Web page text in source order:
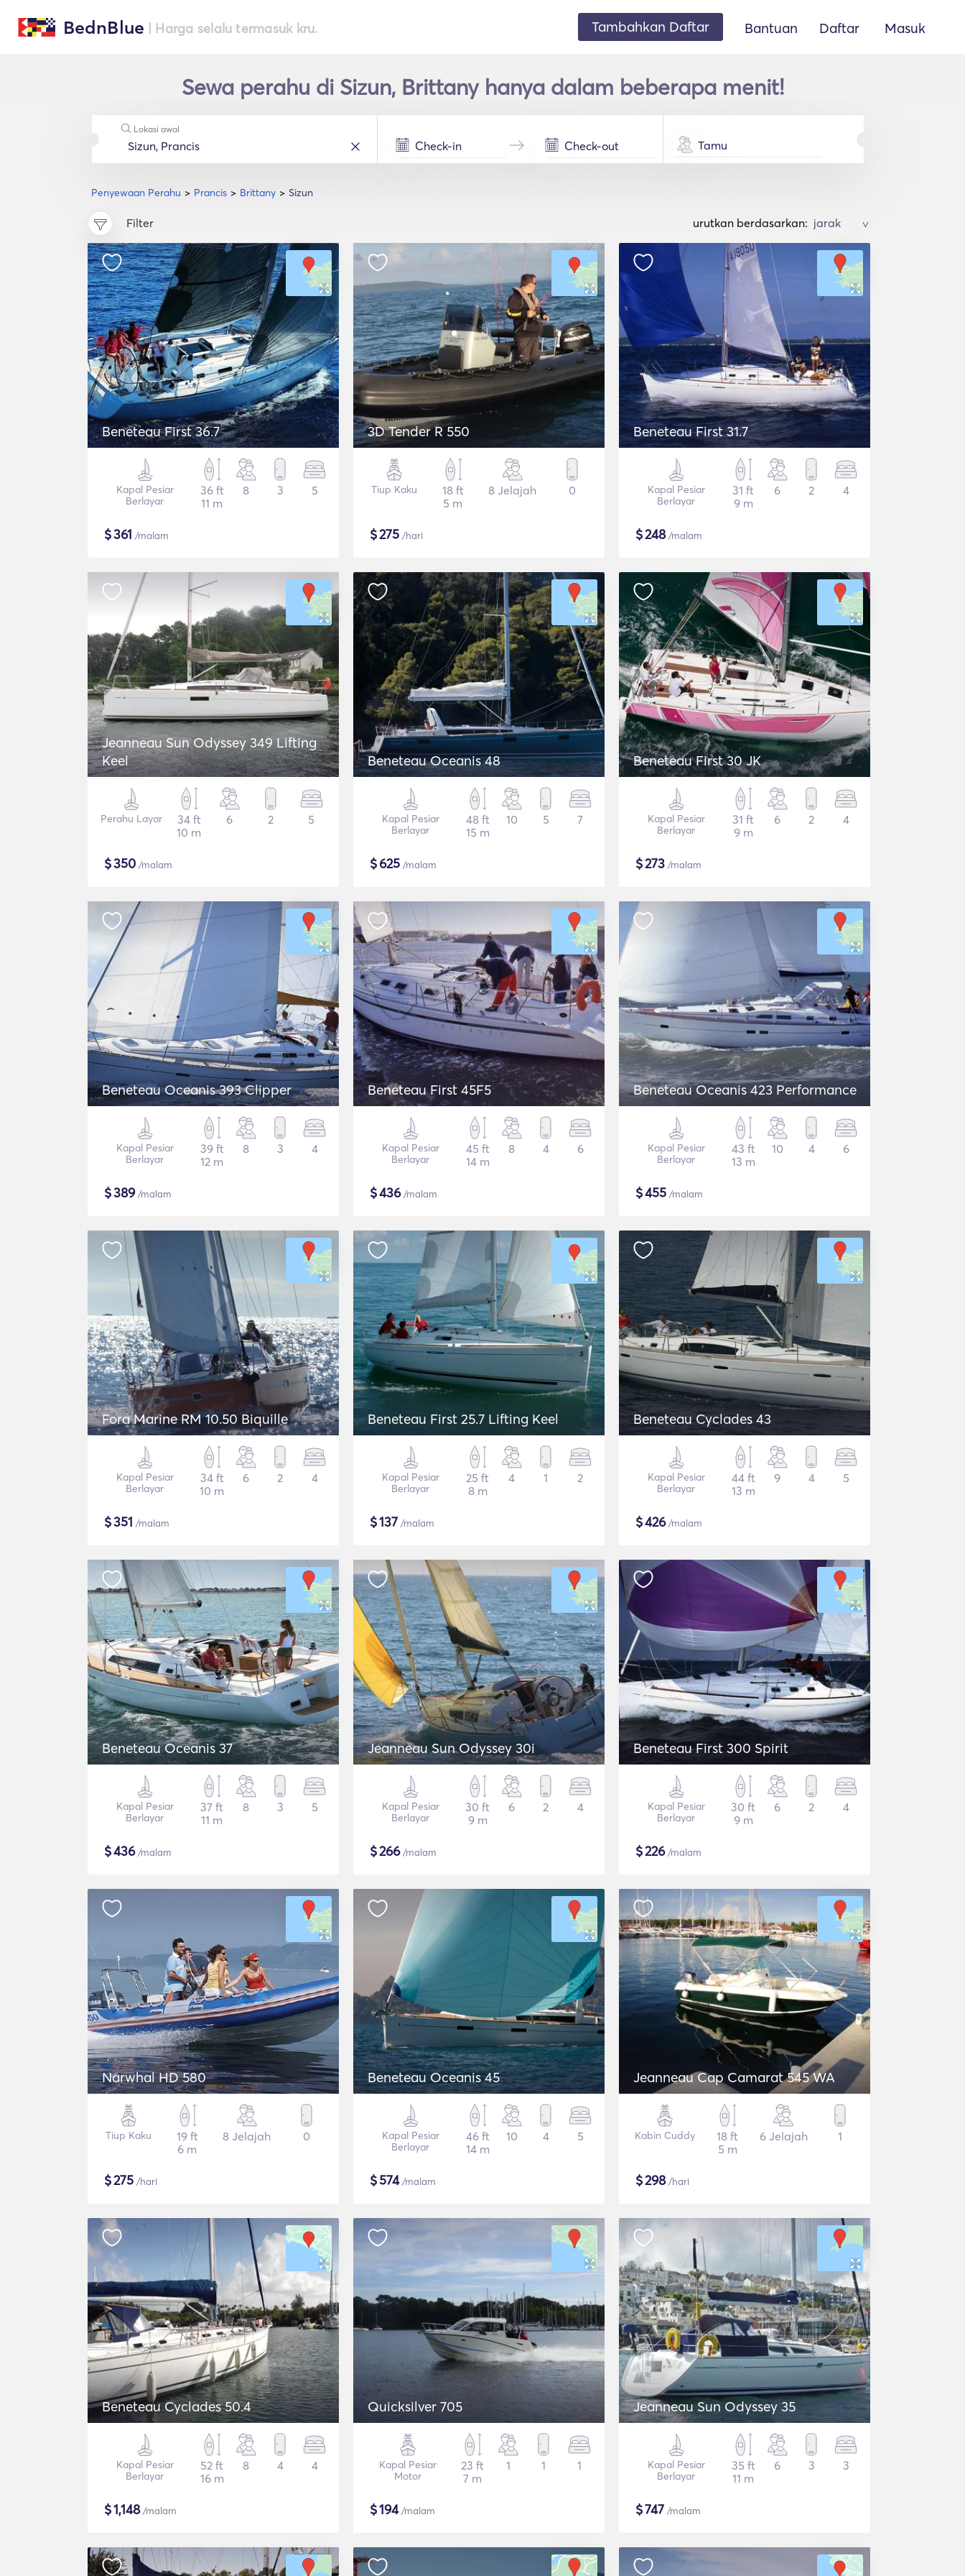
BednBlue | Harga selalu termasuk kru. Tambahkan Daftar Bantuan Daftar Masuk
Sewa perahu di Sizun, Brittany hanya dalam beberapa menit!
Penyewaan Perahu Prancis Brittany Sizun
Lokasi awal
Tamu
Filter urutkan berdasarkan: >
Beneteau First 36.7
Kapal Pesiar
Berlayar
36 ft
11 m
8 3 5
$361 /malam
3D Tender R 550
Tiup Kaku
18 ft
5 m
8 Jelajah 0
$275 /hari
Beneteau First 31.7
Kapal Pesiar
Berlayar
31 ft
9 m
6 2 4
$248/malam
Jeanneau Sun Odyssey 349 Lifting
Keel
Perahu Layar
34 ft
10 m
6 2 5
$350 /malam
Beneteau Oceanis 48
Kapal Pesiar
Berlayar
48 ft
15 m
10 5 7
$625 /malam
Beneteau First 30 JK
Kapal Pesiar
Berlayar
31 ft
9 m
6 2 4
$273 /malam
Beneteau Oceanis 393 Clipper
Kapal Pesiar
Berlayar
39 ft
12 m
8 3 4
$389/malam
Beneteau First 45F5
Kapal Pesiar
Berlayar
45 ft
14 m
8 4 6
$436/malam
Beneteau Oceanis 423 Performance
Kapal Pesiar
Berlayar
43 ft
13 m
10 4 6
$455 /malam
Fora Marine RM 10.50 Biquille
Kapal Pesiar
Berlayar
34 ft
10 m
6 2 4
$351 /malam
Beneteau First 25.7 Lifting Keel
Kapal Pesiar
Berlayar
25 ft
8 m
4 1 2
$137 /malam
Beneteau Cyclades 43
Kapal Pesiar
Berlayar
44 ft
13 m
9 4 5
$426/malam
Beneteau Oceanis 37
Kapal Pesiar
Berlayar
37 ft
11 m
8 3 5
$436/malam
Jeanneau Sun Odyssey 30i
Kapal Pesiar
Berlayar
30 ft
9 m
6 2 4
$266/malam
Beneteau First 300 Spirit
Kapal Pesiar
Berlayar
30 ft
9 m
6 2 4
$226/malam
Narwhal HD 580
Tiup Kaku
19 ft
6 m
8 Jelajah 0
$275 /hari
Beneteau Oceanis 45
Kapal Pesiar
Berlayar
46 ft
14 m
10 4 5
$574/malam
Jeanneau Cap Camarat 545 WA
Kabin Cuddy
18 ft
5 m
6 Jelajah 1
$298/hari
Beneteau Cyclades 50.4
Kapal Pesiar
Berlayar
52 ft
16 m
8 4 4
$1,148/malam
Quicksilver 705
Kapal Pesiar
Motor
23 ft
7 m
1 1 1
$194/malam
Jeanneau Sun Odyssey 35
Kapal Pesiar
Berlayar
35 ft
11 m
6 3 3
$747 /malam